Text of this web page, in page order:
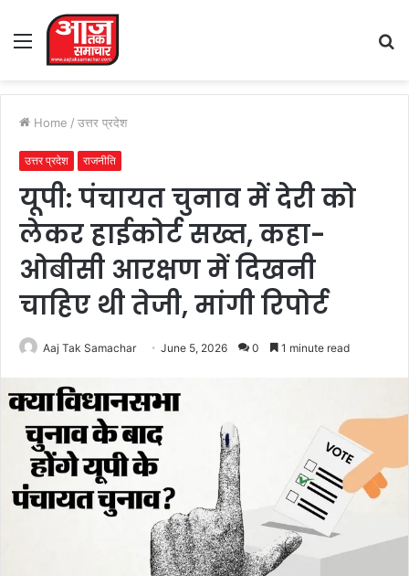
Menu
Home / उत्तर प्रदेश
उत्तर प्रदेश राजनीति
यूपी: पंचायत चुनाव में देरी को
लेकर हाईकोर्ट सख्त, कहा-
ओबीसी आरक्षण में दिखनी
चाहिए थी तेजी, मांगी रिपोर्ट
Aaj Tak Samachar June 5, 2026 0 1 minute read